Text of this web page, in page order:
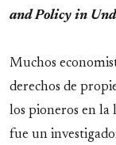
and Policy in
Muchos
derechos de
los pioneros en
fue un